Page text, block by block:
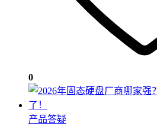
0
产品答疑